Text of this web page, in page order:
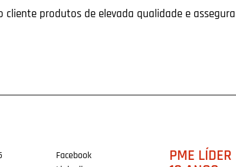
produtos de elevada qualidade e
Facebook
PME LÍDER